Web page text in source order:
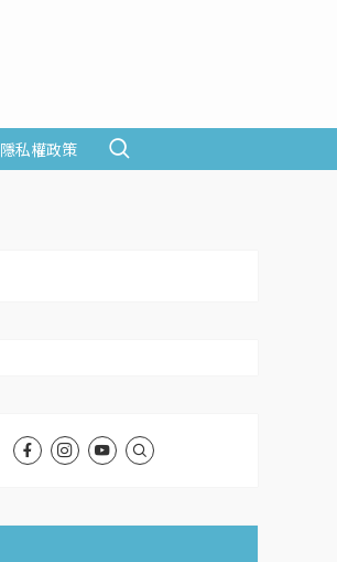
隱私權政策